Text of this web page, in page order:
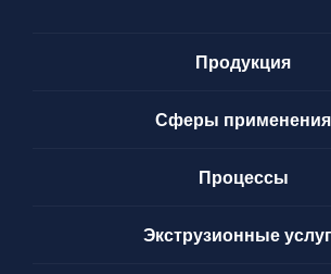
Продукция
Сферы применения
Процессы
Экструзионные